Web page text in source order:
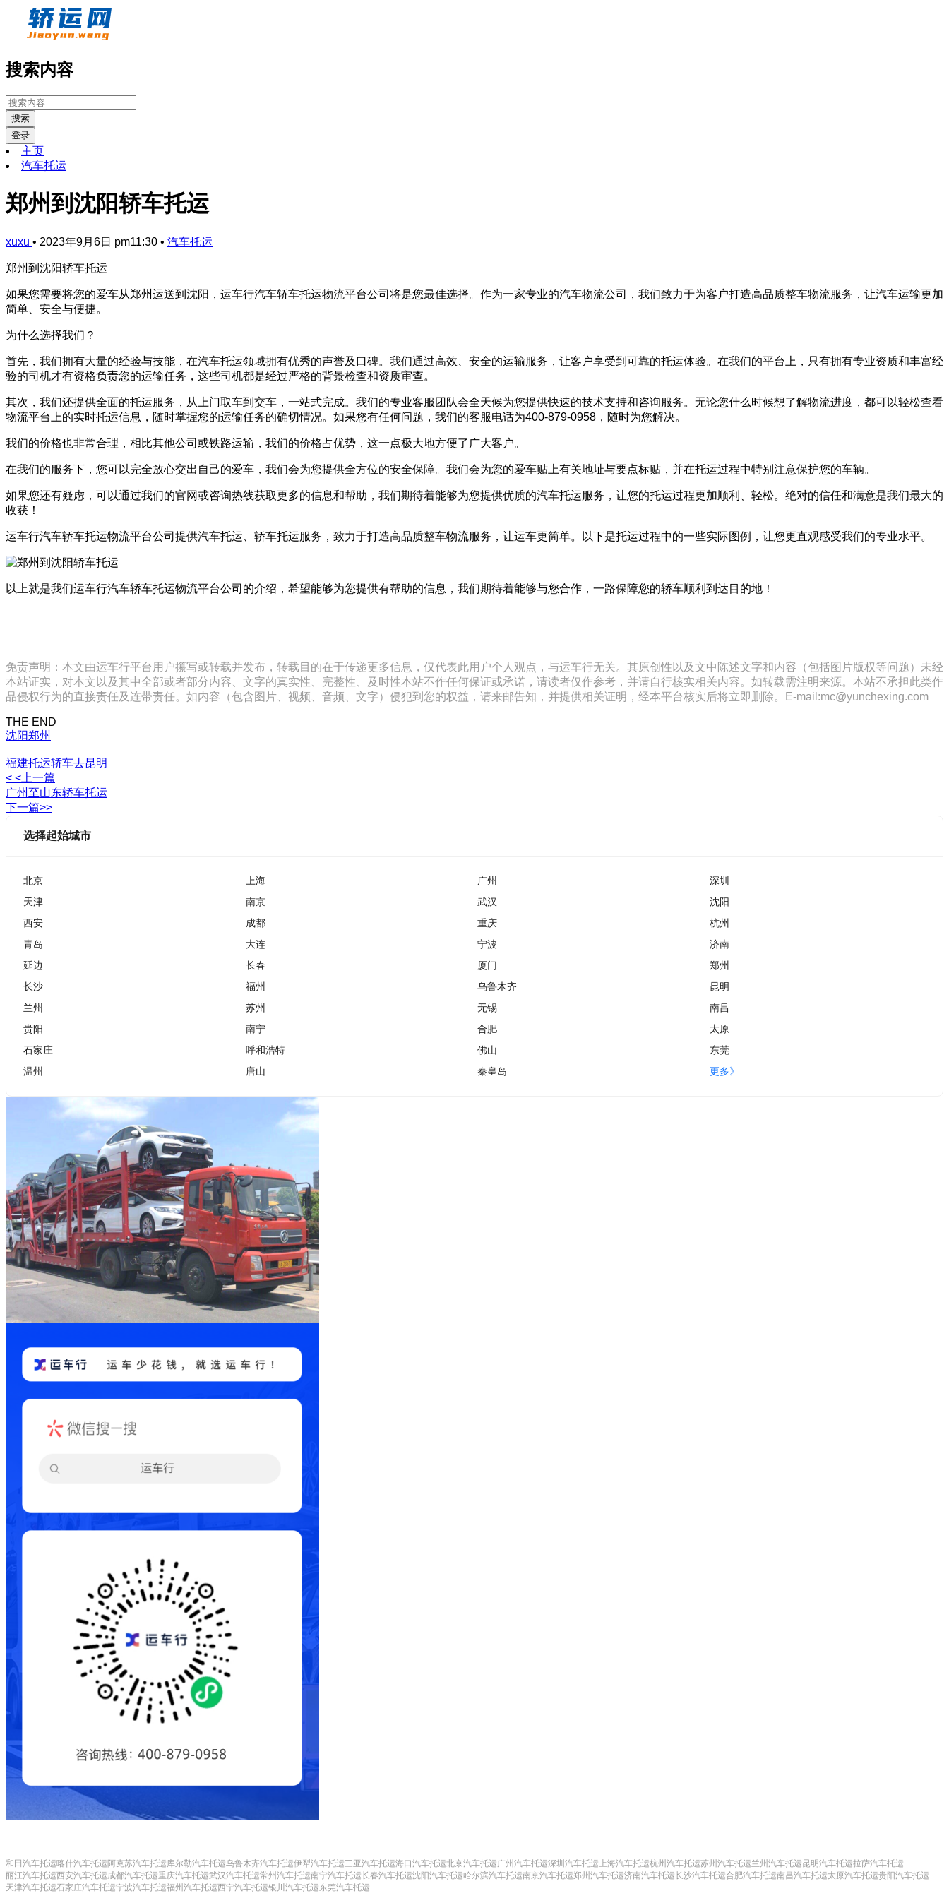
搜索内容
搜索
登录
主页
汽车托运
郑州到沈阳轿车托运
xuxu • 2023年9月6日 pm11:30 • 汽车托运
郑州到沈阳轿车托运
如果您需要将您的爱车从郑州运送到沈阳，运车行汽车轿车托运物流平台公司将是您最佳选择。作为一家专业的汽车物流公司，我们致力于为客户打造高品质整车物流服务，让汽车运输更加
简单、安全与便捷。
为什么选择我们？
首先，我们拥有大量的经验与技能，在汽车托运领域拥有优秀的声誉及口碑。我们通过高效、安全的运输服务，让客户享受到可靠的托运体验。在我们的平台上，只有拥有专业资质和丰富经
验的司机才有资格负责您的运输任务，这些司机都是经过严格的背景检查和资质审查。
其次，我们还提供全面的托运服务，从上门取车到交车，一站式完成。我们的专业客服团队会全天候为您提供快速的技术支持和咨询服务。无论您什么时候想了解物流进度，都可以轻松查看
物流平台上的实时托运信息，随时掌握您的运输任务的确切情况。如果您有任何问题，我们的客服电话为400-879-0958，随时为您解决。
我们的价格也非常合理，相比其他公司或铁路运输，我们的价格占优势，这一点极大地方便了广大客户。
在我们的服务下，您可以完全放心交出自己的爱车，我们会为您提供全方位的安全保障。我们会为您的爱车贴上有关地址与要点标贴，并在托运过程中特别注意保护您的车辆。
如果您还有疑虑，可以通过我们的官网或咨询热线获取更多的信息和帮助，我们期待着能够为您提供优质的汽车托运服务，让您的托运过程更加顺利、轻松。绝对的信任和满意是我们最大的
收获！
运车行汽车轿车托运物流平台公司提供汽车托运、轿车托运服务，致力于打造高品质整车物流服务，让运车更简单。以下是托运过程中的一些实际图例，让您更直观感受我们的专业水平。
以上就是我们运车行汽车轿车托运物流平台公司的介绍，希望能够为您提供有帮助的信息，我们期待着能够与您合作，一路保障您的轿车顺利到达目的地！
免责声明：本文由运车行平台用户攥写或转载并发布，转载目的在于传递更多信息，仅代表此用户个人观点，与运车行无关。其原创性以及文中陈述文字和内容（包括图片版权等问题）未经
本站证实，对本文以及其中全部或者部分内容、文字的真实性、完整性、及时性本站不作任何保证或承诺，请读者仅作参考，并请自行核实相关内容。如转载需注明来源。本站不承担此类作
品侵权行为的直接责任及连带责任。如内容（包含图片、视频、音频、文字）侵犯到您的权益，请来邮告知，并提供相关证明，经本平台核实后将立即删除。E-mail:mc@yunchexing.com
THE END
沈阳郑州
福建托运轿车去昆明
< <上一篇
广州至山东轿车托运
下一篇>>
选择起始城市
北京 上海 广州
深圳
天津
南京 武汉
沈阳
西安
成都 重庆
杭州
青岛
大连 宁波
济南
延边
长春 厦门
郑州
长沙
福州 乌鲁木齐
昆明
兰州
苏州 无锡
南昌
贵阳
南宁 合肥
太原
石家庄
呼和浩特 佛山
东莞
温州
唐山 秦皇岛 更多》
和田汽车托运喀什汽车托运阿克苏汽车托运库尔勒汽车托运乌鲁木齐汽车托运伊犁汽车托运三亚汽车托运海口汽车托运北京汽车托运广州汽车托运深圳汽车托运 上海汽车托运杭州汽车托运苏州汽车托运兰州汽车托运昆明汽车托运拉萨汽车托运
丽江汽车托运西安汽车托运成都汽车托运重庆汽车托运武汉汽车托运常州汽车托运南宁汽车托运长春汽车托运沈阳汽车托运哈尔滨汽车托运南京汽车托运郑州汽车托运济南汽车托运长沙汽车托运合肥汽车托运南昌汽车托运太原汽车托运贵阳汽车托运
天津汽车托运石家庄汽车托运宁波汽车托运福州汽车托运西宁汽车托运银川汽车托运东莞汽车托运